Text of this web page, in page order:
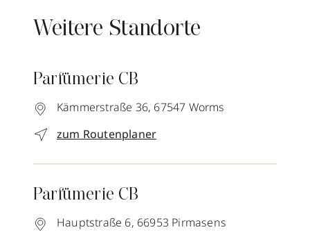
Weitere Standorte
Parfümerie CB
Kämmerstraße 36, 67547 Worms
zum Routenplaner
Parfümerie CB
Hauptstraße 6, 66953 Pirmasens